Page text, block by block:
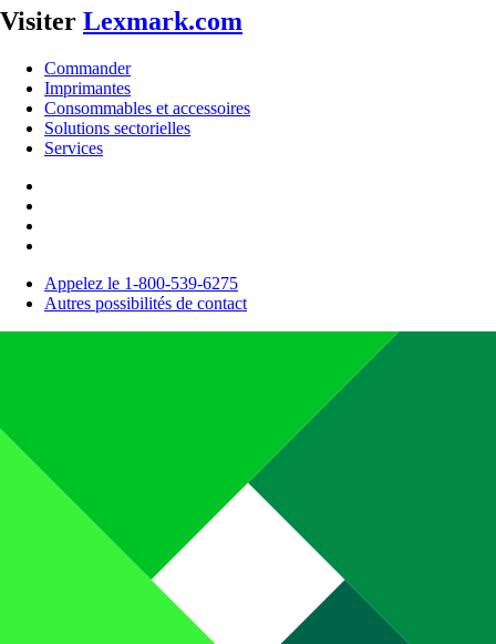
Visiter Lexmark.com
Commander
Imprimantes
Consommables et accessoires
Solutions sectorielles
Services
Appelez le 1-800-539-6275
Autres possibilités de contact